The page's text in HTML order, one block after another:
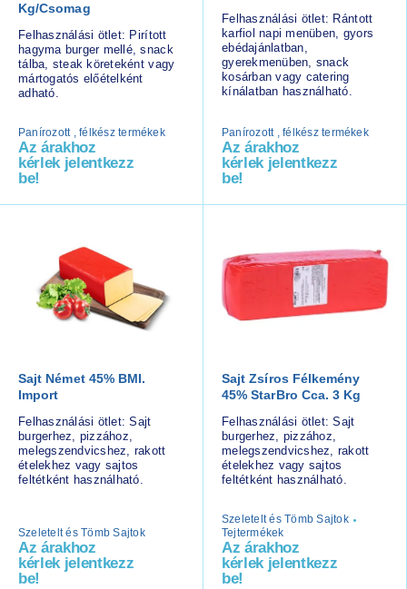
Kg/csomag
Felhasználási ötlet: Pirított
hagyma burger mellé, snack
tálba, steak köreteként vagy
mártogatós előételként
adható.
Panírozott , félkész termékek
Az árakhoz
kérlek jelentkezz
be!
Felhasználási ötlet: Rántott
karfiol napi menüben, gyors
ebédajánlatban,
gyerekmenüben, snack
kosárban vagy catering
kínálatban használható.
Panírozott , félkész termékek
Az árakhoz
kérlek jelentkezz
be!
Sajt Német 45% BMI.
Import
Felhasználási ötlet: Sajt
burgerhez, pizzához,
melegszendvicshez, rakott
ételekhez vagy sajtos
feltétként használható.
Szeletelt és Tömb Sajtok
Az árakhoz
kérlek jelentkezz
be!
Sajt Zsíros Félkemény
45% StarBro Cca. 3 Kg
Felhasználási ötlet: Sajt
burgerhez, pizzához,
melegszendvicshez, rakott
ételekhez vagy sajtos
feltétként használható.
Szeletelt és Tömb Sajtok
Tejtermékek
Az árakhoz
kérlek jelentkezz
be!